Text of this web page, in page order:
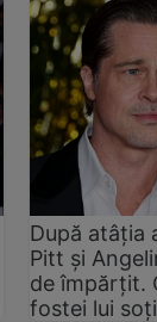
După atâția
Pitt și
de împărțit.
fostei lui